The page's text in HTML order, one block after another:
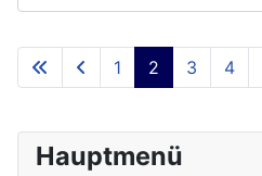
Hauptmenü
1 2 3 4